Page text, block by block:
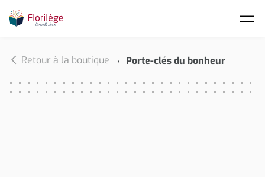
Retour à la boutique Porte-clés du bonheur